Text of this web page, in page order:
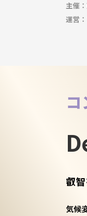
主催
運営
叡
気候